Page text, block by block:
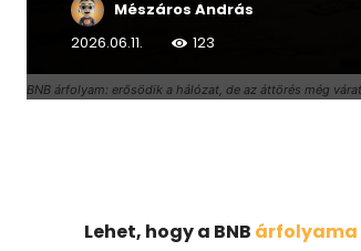
BNB árfolyam: erősödik a hálózat, de az áttörés még
Mészáros András
2026.06.11.
123
Lehet, hogy a BNB árfolyama